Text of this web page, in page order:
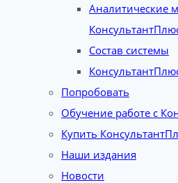
Аналитические
Состав системы
Попробовать
Обучение работе с
Купить
Наши издания
Новости